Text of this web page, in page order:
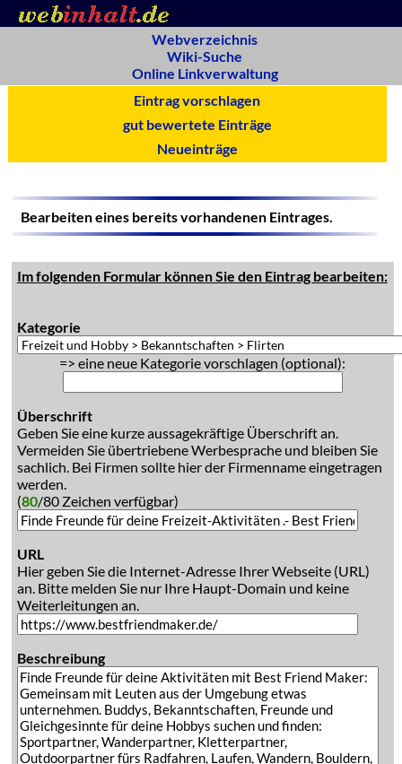
Webverzeichnis
Wiki-Suche
Online Linkverwaltung
Eintrag vorschlagen
gut bewertete Einträge
Neueinträge
Bearbeiten eines bereits vorhandenen Eintrages.
Im folgenden Formular können Sie den Eintrag bearbeiten:
Kategorie
=> eine neue Kategorie vorschlagen (optional):
Überschrift
Geben Sie eine kurze aussagekräftige Überschrift an.
Vermeiden Sie übertriebene Werbesprache und bleiben Sie
sachlich. Bei Firmen sollte hier der Firmenname eingetragen
werden.
(80/80 Zeichen verfügbar)
URL
Hier geben Sie die Internet-Adresse Ihrer Webseite (URL)
an. Bitte melden Sie nur Ihre Haupt-Domain und keine
Weiterleitungen an.
Beschreibung